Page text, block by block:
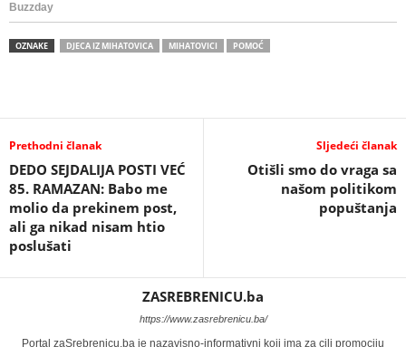
OZNAKE DJECA IZ MIHATOVICA MIHATOVICI POMOĆ
Prethodni članak
DEDO SEJDALIJA POSTI VEĆ
85. RAMAZAN: Babo me
molio da prekinem post,
ali ga nikad nisam htio
poslušati
Sljedeći članak
Otišli smo do vraga sa
našom politikom
popuštanja
ZASREBRENICU.ba
https://www.zasrebrenicu.ba/
Portal zaSrebrenicu.ba je nazavisno-informativni koji ima za cilj promociju